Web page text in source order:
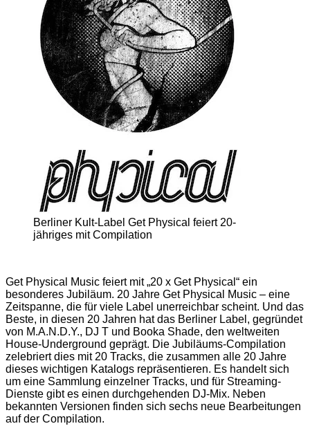
Berliner Kult-Label Get Physical feiert 20-
jähriges mit Compilation
Get Physical Music feiert mit „20 x Get Physical“ ein
besonderes Jubiläum. 20 Jahre Get Physical Music – eine
Zeitspanne, die für viele Label unerreichbar scheint. Und das
Beste, in diesen 20 Jahren hat das Berliner Label, gegründet
von M.A.N.D.Y., DJ T und Booka Shade, den weltweiten
House-Underground geprägt. Die Jubiläums-Compilation
zelebriert dies mit 20 Tracks, die zusammen alle 20 Jahre
dieses wichtigen Katalogs repräsentieren. Es handelt sich
um eine Sammlung einzelner Tracks, und für Streaming-
Dienste gibt es einen durchgehenden DJ-Mix. Neben
bekannten Versionen finden sich sechs neue Bearbeitungen
auf der Compilation.